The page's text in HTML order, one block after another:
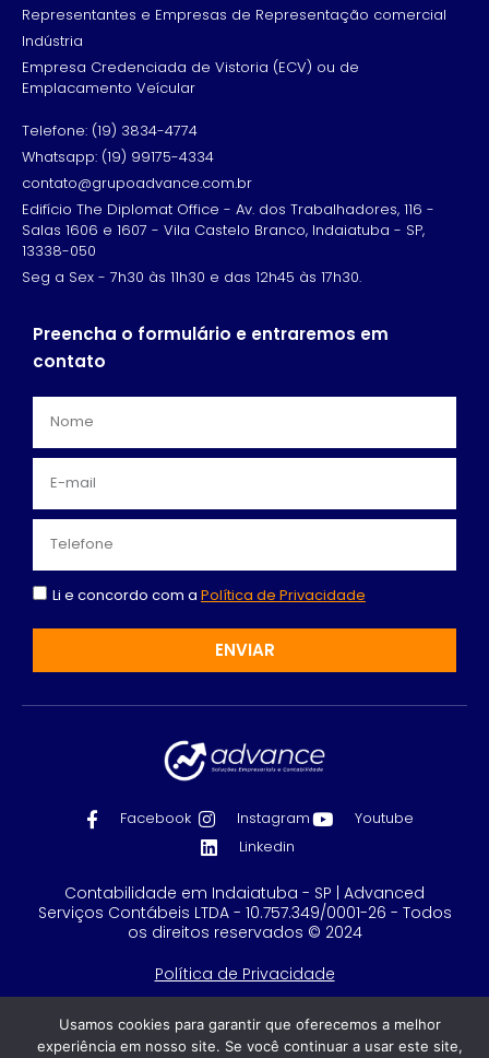
Representantes e Empresas de Representação comercial
Indústria
Empresa Credenciada de Vistoria (ECV) ou de
Emplacamento Veícular
Telefone: (19) 3834-4774
Whatsapp: (19) 99175-4334
contato@grupoadvance.com.br
Edifício The Diplomat Office - Av. dos Trabalhadores, 116 -
Salas 1606 e 1607 - Vila Castelo Branco, Indaiatuba - SP,
13338-050
Seg a Sex - 7h30 às 11h30 e das 12h45 às 17h30.
Preencha o formulário e entraremos em
contato
Li e concordo com a Política de Privacidade
ENVIAR
Facebook Instagram
Youtube
Linkedin
Contabilidade em Indaiatuba - SP | Advanced
Serviços Contábeis LTDA - 10.757.349/0001-26 - Todos
os direitos reservados © 2024
Política de Privacidade
Feito com
por GRUPO DPG
Usamos cookies para garantir que oferecemos a melhor
experiência em nosso site. Se você continuar a usar este site,